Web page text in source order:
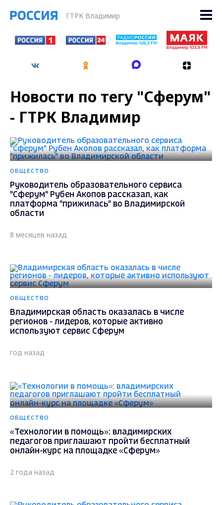
ГТРК Владимир
Новости по тегу "Сферум"
- ГТРК Владимир
ОБЩЕСТВО
Руководитель образовательного сервиса
"Сферум" Рубен Акопов рассказал, как
платформа "прижилась" во Владимирской
области
8 месяцев назад
ОБЩЕСТВО
Владимирская область оказалась в числе
регионов - лидеров, которые активно
используют сервис Сферум
год назад
ОБЩЕСТВО
«Технологии в помощь»: владимирских
педагогов приглашают пройти бесплатный
онлайн-курс на площадке «Сферум»
2 года назад